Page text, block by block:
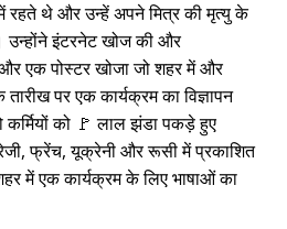
थे और उन्हें अपने मित्र की मृत्यु के
उन्होंने इंटरनेट खोज की और
एक पोस्टर खोजा जो शहर में और
पर एक कार्यक्रम का विज्ञापन
कर्मियों को 🚩 लाल झंडा पकड़े हुए
फ्रेंच, यूक्रेनी और रूसी में प्रकाशित
में एक कार्यक्रम के लिए भाषाओं का